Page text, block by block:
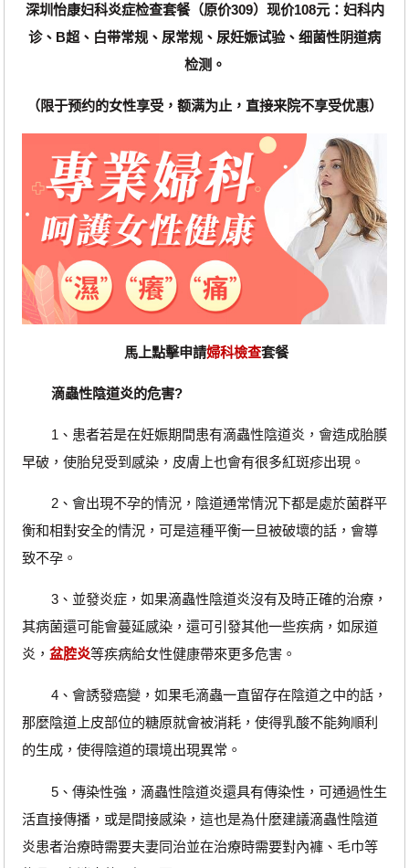
深圳怡康妇科炎症检查套餐（原价309）现价108元：妇科内
诊、B超、白带常规、尿常规、尿妊娠试验、细菌性阴道病
检测。
（限于预约的女性享受，额满为止，直接来院不享受优惠）
馬上點擊申請婦科檢查套餐
滴蟲性陰道炎的危害?
1、患者若是在妊娠期間患有滴蟲性陰道炎，會造成胎膜
早破，使胎兒受到感染，皮膚上也會有很多紅斑疹出現。
2、會出現不孕的情況，陰道通常情況下都是處於菌群平
衡和相對安全的情況，可是這種平衡一旦被破壞的話，會導
致不孕。
3、並發炎症，如果滴蟲性陰道炎沒有及時正確的治療，
其病菌還可能會蔓延感染，還可引發其他一些疾病，如尿道
炎， 盆腔炎等疾病給女性健康帶來更多危害。
4、會誘發癌變，如果毛滴蟲一直留存在陰道之中的話，
那麼陰道上皮部位的糖原就會被消耗，使得乳酸不能夠順利
的生成，使得陰道的環境出現異常。
5、傳染性強，滴蟲性陰道炎還具有傳染性，可通過性生
活直接傳播，或是間接感染，這也是為什麼建議滴蟲性陰道
炎患者治療時需要夫妻同治並在治療時需要對內褲、毛巾等